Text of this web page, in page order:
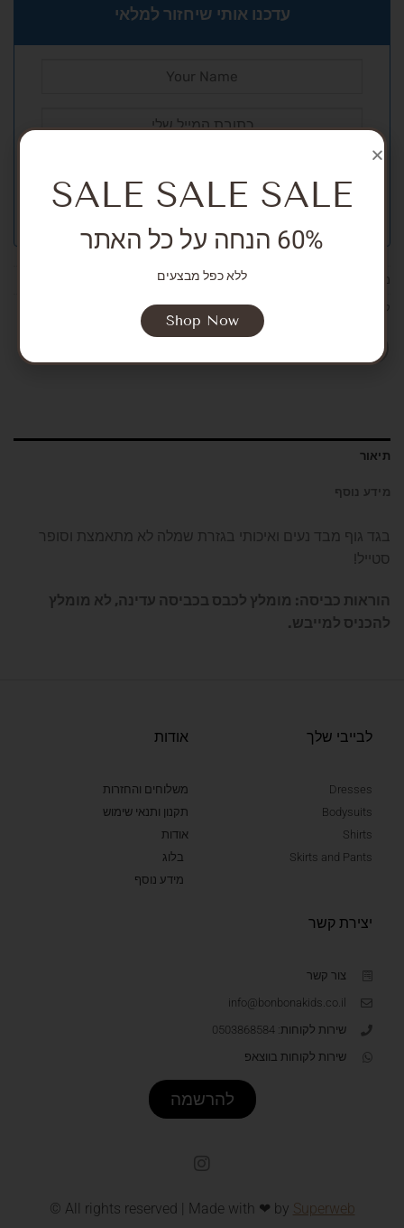
עדכנו אותי שיחזור למלאי
,Dresses,Girls,NEW ARRIVALS
תיאור
מידע נוסף
בגד גוף מבד נעים ואיכותי בגזרת שמלה לא מתאמצת וסופר
סטייל!
הוראות כביסה: מומלץ לכבס בכביסה עדינה, לא מומלץ
להכניס למייבש.
לבייבי שלך
Dresses
Bodysuits
Shirts
Skirts and Pants
אודות
משלוחים והחזרות
תקנון ותנאי שימוש
אודות
בלוג
מידע נוסף
יצירת קשר
צור קשר
info@bonbonakids.co.il
שירות לקוחות: 0503868584
שירות לקוחות בווצאפ
להרשמה
© All rights reserved | Made with ❤ by Superweb
SALE SALE SALE
60% הנחה על כל האתר
ללא כפל מבצעים
Shop Now